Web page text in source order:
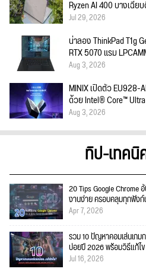
Ryzen AI 400 บางเฉีย
Jul 29, 2026
น่าลอง ThinkPad T1g
RTX 5070 แรม
Aug 3, 2026
MINIX เปิดตัว EU928-
ด้วย Intel® Core™
Aug 3, 2026
ทิป-เทค
20 Tips Google Chrome
งานง่าย ครอบคลุมทุกฟัง
Apr 7, 2026
รวม 10 ปัญหาคอมเล่นเกม
บ่อยปี 2026 พร้อมวิธีแก้ไ
Jul 16, 2026